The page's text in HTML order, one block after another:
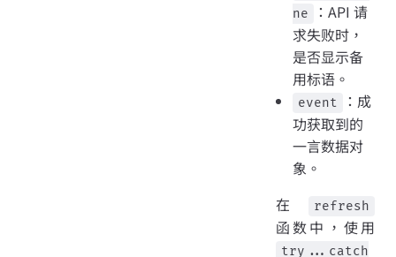
ne
：API 请
求失败时，
是否显示备
用标语。
event
：成
功获取到的
一言数据对
象。
在
refresh
函数中，使用
try...catch